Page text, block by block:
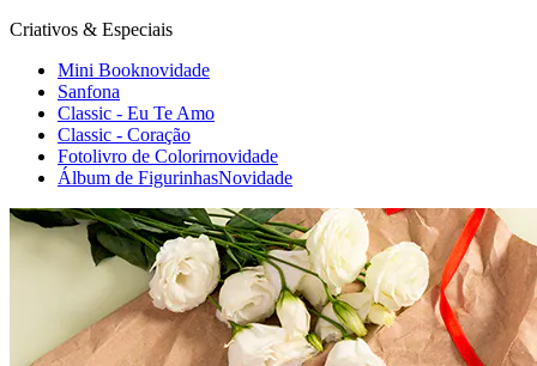
Criativos & Especiais
Mini Booknovidade
Sanfona
Classic - Eu Te Amo
Classic - Coração
Fotolivro de Colorirnovidade
Álbum de FigurinhasNovidade